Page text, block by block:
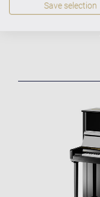
Save selection